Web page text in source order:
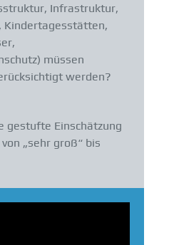
Infrastruktur,
Kindertagesstätten,
müssen
werden?
gestufte Einschätzung
„sehr groß“ bis